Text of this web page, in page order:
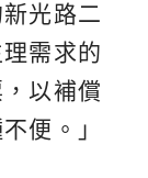
光路二
需求的
以補償
便。」